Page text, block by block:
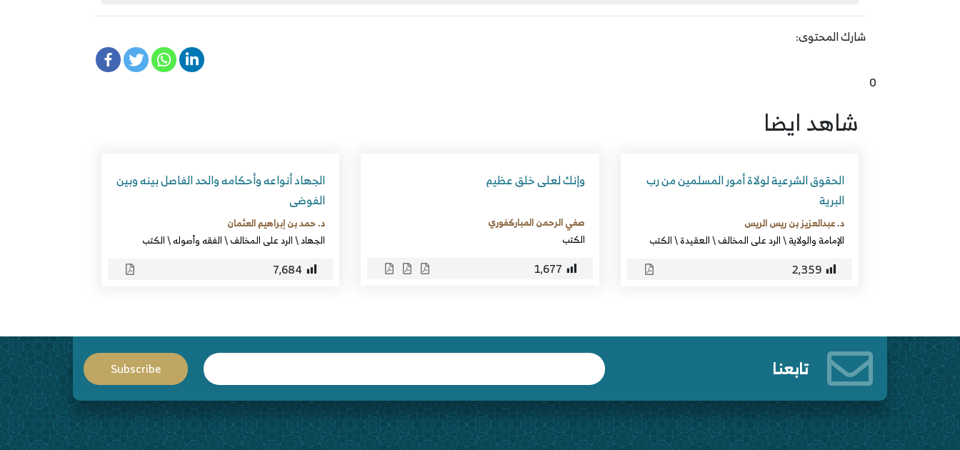
شارك المحتوى:
0
شاهد ايضا
الحقوق الشرعية لولاة أمور المسلمين من رب
البرية
د. عبدالعزيز بن ريس الريس
الإمامة والولاية\الرد على المخالف\العقيدة\الكتب
2٬359
وإنك لعلى خلق عظيم
صفي الرحمن المباركفوري
الكتب
1٬677
الجهاد أنواعه وأحكامه والحد الفاصل بينه وبين
الفوضى
د. حمد بن إبراهيم العثمان
الجهاد\الرد على المخالف\الفقه وأصوله\الكتب
7٬684
تابعنا